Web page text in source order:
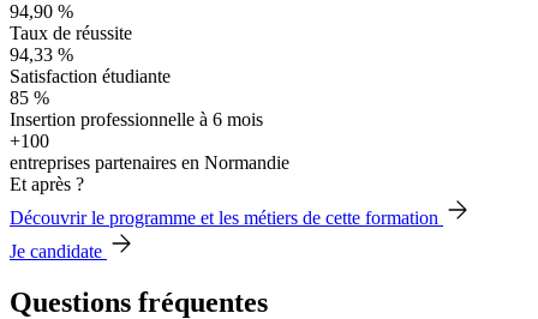
94,90 %
Taux de réussite
94,33 %
Satisfaction étudiante
85 %
Insertion professionnelle à 6 mois
+100
entreprises partenaires en Normandie
Et après ?
Découvrir le programme et les métiers de cette formation
Je candidate
Questions fréquentes